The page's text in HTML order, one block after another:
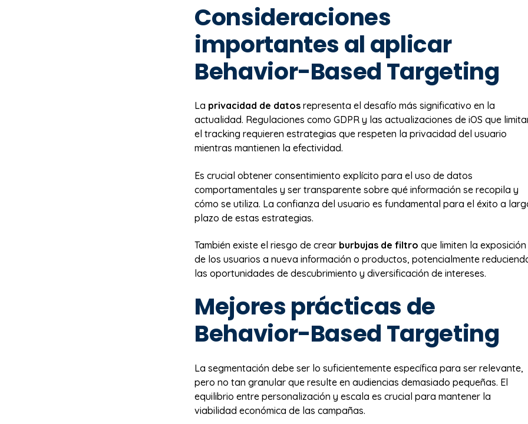
Consideraciones
importantes al aplicar
Behavior-Based Targeting
La privacidad de datos representa el desafío más significativo en la
actualidad. Regulaciones como GDPR y las actualizaciones de iOS que
el tracking requieren estrategias que respeten la privacidad del usuario
mientras mantienen la efectividad.
Es crucial obtener consentimiento explícito para el uso de datos
comportamentales y ser transparente sobre qué información se recopila y
cómo se utiliza. La confianza del usuario es fundamental para el éxito a
plazo de estas estrategias.
También existe el riesgo de crear burbujas de filtro que limiten la exposición
de los usuarios a nueva información o productos, potencialmente
las oportunidades de descubrimiento y diversificación de intereses.
Mejores prácticas de
Behavior-Based Targeting
La segmentación debe ser lo suficientemente específica para ser relevante,
pero no tan granular que resulte en audiencias demasiado pequeñas. El
equilibrio entre personalización y escala es crucial para mantener la
viabilidad económica de las campañas.